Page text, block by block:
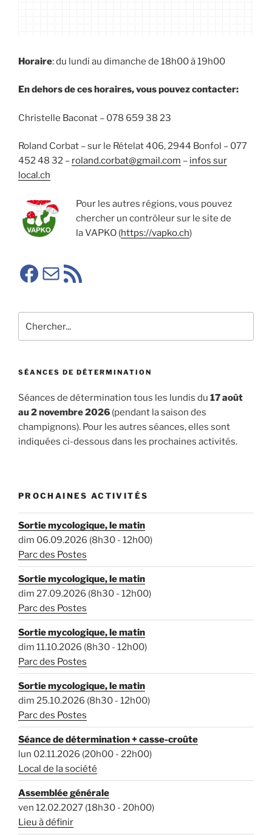
Horaire: du lundi au dimanche de 18h00 à 19h00
En dehors de ces horaires, vous pouvez contacter:
Christelle Baconat – 078 659 38 23
Roland Corbat – sur le Rételat 406, 2944 Bonfol – 077
452 48 32 – roland.corbat@gmail.com – infos sur
local.ch
Pour les autres régions, vous pouvez
chercher un contrôleur sur le site de
la VAPKO (https://vapko.ch)
Facebook SMA
E-mailRSS SMA
SÉANCES DE DÉTERMINATION
Séances de détermination tous les lundis du 17 août
au 2 novembre 2026 (pendant la saison des
champignons). Pour les autres séances, elles sont
indiquées ci-dessous dans les prochaines activités.
PROCHAINES ACTIVITÉS
Sortie mycologique, le matin
dim 06.09.2026 (8h30 - 12h00)
Parc des Postes
Sortie mycologique, le matin
dim 27.09.2026 (8h30 - 12h00)
Parc des Postes
Sortie mycologique, le matin
dim 11.10.2026 (8h30 - 12h00)
Parc des Postes
Sortie mycologique, le matin
dim 25.10.2026 (8h30 - 12h00)
Parc des Postes
Séance de détermination + casse-croûte
lun 02.11.2026 (20h00 - 22h00)
Local de la société
Assemblée générale
ven 12.02.2027 (18h30 - 20h00)
Lieu à définir